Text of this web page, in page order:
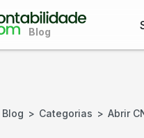
Blog Categorias Abrir